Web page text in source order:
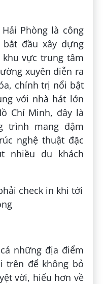
Phòng là công
đầu xây dựng
vực trung tâm
xuyên diễn ra
chính trị nổi bật
với nhà hát lớn
Chí Minh, đây là
trình mang đậm
nghệ thuật đặc
nhiều du khách
những địa điểm
trên để không bỏ
vời, hiểu hơn về